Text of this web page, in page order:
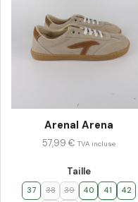
Arenal Arena
Taille
37 38 39 40 41
42
57,99€ TVA incluse